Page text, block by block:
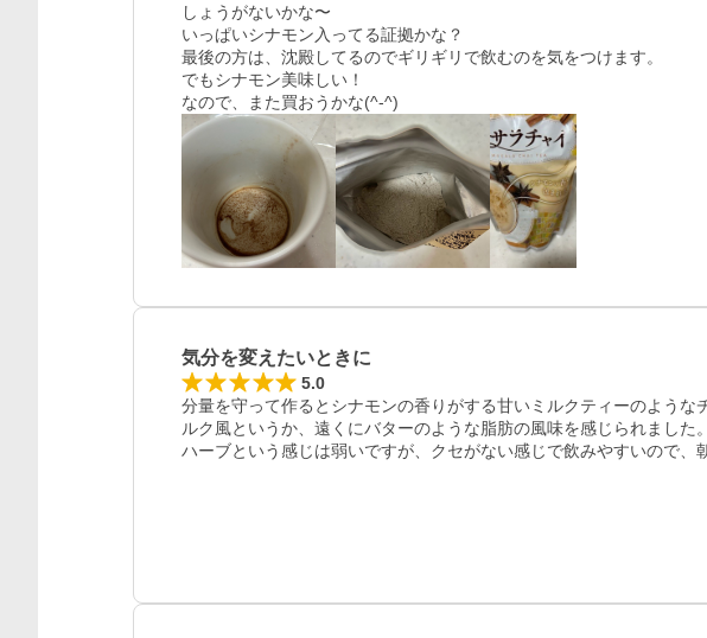
しょうがないかな〜
いっぱいシナモン入ってる証拠かな？
最後の方は、沈殿してるのでギリギリで飲むのを気をつけます。
でもシナモン美味しい！
なので、また買おうかな(^-^)
気分を変えたいときに
5.0
分量を守って作るとシナモンの香りがする甘いミルクティーのような
ルク風というか、遠くにバターのような脂肪の風味を感じられました。
ハーブという感じは弱いですが、クセがない感じで飲みやすいので、